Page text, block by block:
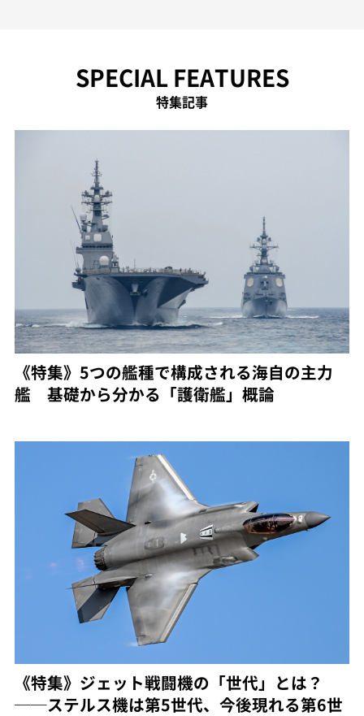
SPECIAL FEATURES
特集記事
《特集》5つの艦種で構成される海自の主力
艦 基礎から分かる「護衛艦」概論
《特集》ジェット戦闘機の「世代」とは？
──ステルス機は第5世代、今後現れる第6世